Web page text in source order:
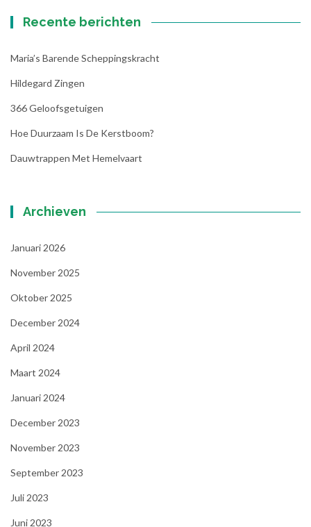
Recente berichten
Maria’s Barende Scheppingskracht
Hildegard Zingen
366 Geloofsgetuigen
Hoe Duurzaam Is De Kerstboom?
Dauwtrappen Met Hemelvaart
Archieven
Januari 2026
November 2025
Oktober 2025
December 2024
April 2024
Maart 2024
Januari 2024
December 2023
November 2023
September 2023
Juli 2023
Juni 2023